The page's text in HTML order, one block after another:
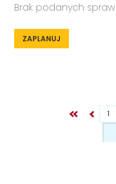
Brak podanych spraw
ZAPLANUJ
1